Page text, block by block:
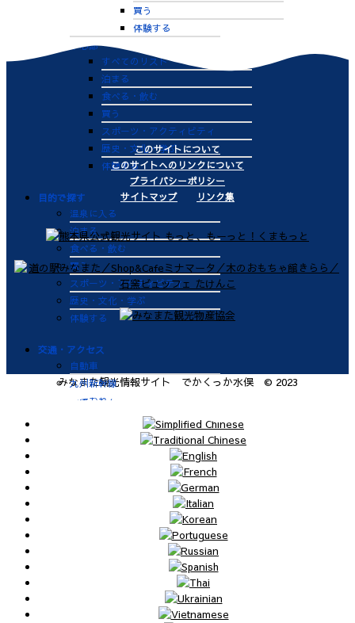
買う
体験する
中心部
すべてのリスト
泊まる
食べる・飲む
買う
スポーツ・アクティビティ
歴史・文化・学ぶ
体験する
目的で探す
温泉に入る
泊まる
食べる・飲む
買う
スポーツ・アクティビティ
歴史・文化・学ぶ
体験する
交通・アクセス
自動車
九州新幹線
肥薩おれんじ鉄道
海上タクシー定期便 時刻表
肥薩おれんじ鉄道 レンタサイク
ビジターバース（水俣港百間浮桟
このサイトについて
このサイトへのリンクについて
プライバシーポリシー
サイトマップ
リンク集
みなまた観光情報サイト でかくっか水俣 © 2023